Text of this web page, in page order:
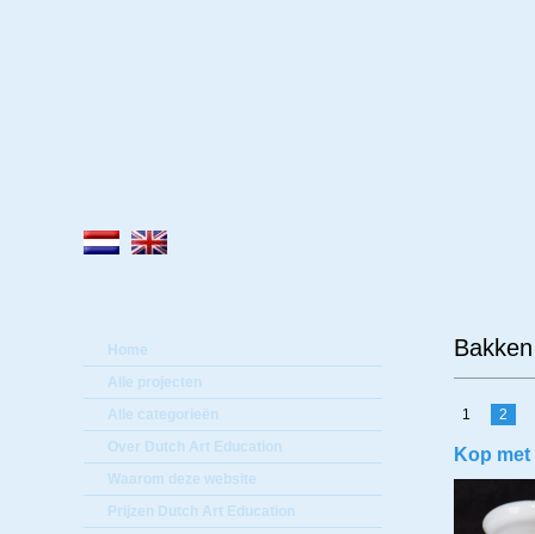
Home
Alle projecten
Alle categorieën
Over Dutch Art Education
Waarom deze website
Prijzen Dutch Art Education
1 2
Kop